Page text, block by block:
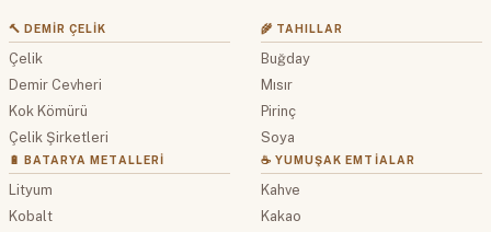
🔨 DEMIR ÇELIK
Çelik
Demir Cevheri
Kok Kömürü
Çelik Şirketleri
🔋 BATARYA METALLERI
Lityum
Kobalt
🌾 TAHILLAR
Buğday
Mısır
Pirinç
Soya
☕ YUMUŞAK EMTIALAR
Kahve
Kakao